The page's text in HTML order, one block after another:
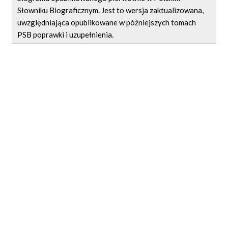
Słowniku Biograficznym. Jest to wersja zaktualizowana,
uwzględniająca opublikowane w późniejszych tomach
PSB poprawki i uzupełnienia.